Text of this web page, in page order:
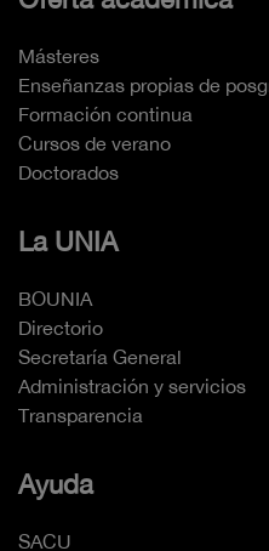
Másteres
Enseñanzas propias de
Formación continua
Cursos de verano
Doctorados
La UNIA
BOUNIA
Directorio
Secretaría General
Administración y servicios
Transparencia
Ayuda
SACU